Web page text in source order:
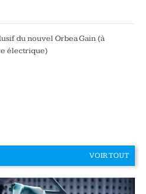
du nouvel Orbea Gain (à
électrique)
VOIR TOUT